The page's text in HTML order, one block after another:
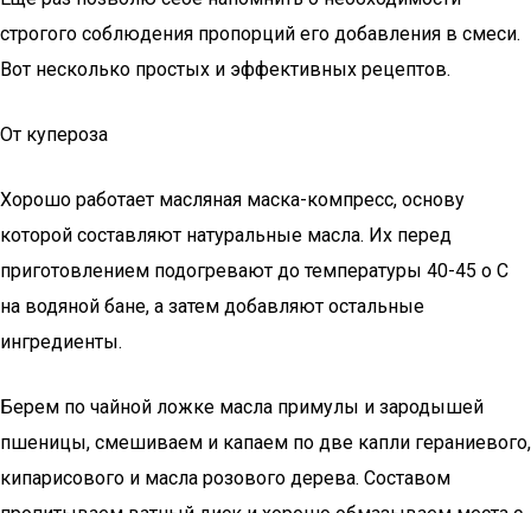
строгого соблюдения пропорций его добавления в смеси.
Вот несколько простых и эффективных рецептов.
От купероза
Хорошо работает масляная маска-компресс, основу
которой составляют натуральные масла. Их перед
приготовлением подогревают до температуры 40-45 о С
на водяной бане, а затем добавляют остальные
ингредиенты.
Берем по чайной ложке масла примулы и зародышей
пшеницы, смешиваем и капаем по две капли гераниевого,
кипарисового и масла розового дерева. Составом